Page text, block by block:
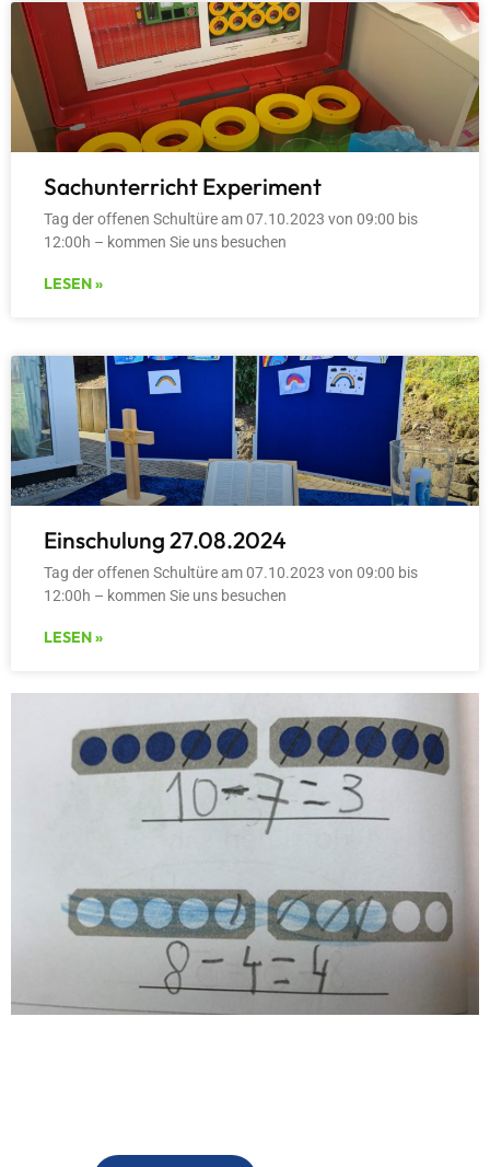
Sachunterricht Experiment
Tag der offenen Schultüre am 07.10.2023 von 09:00 bis
12:00h – kommen Sie uns besuchen
LESEN »
Einschulung 27.08.2024
Tag der offenen Schultüre am 07.10.2023 von 09:00 bis
12:00h – kommen Sie uns besuchen
LESEN »